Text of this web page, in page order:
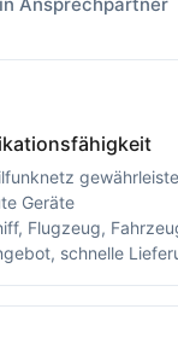
Geräte
Flugzeug,
schnelle